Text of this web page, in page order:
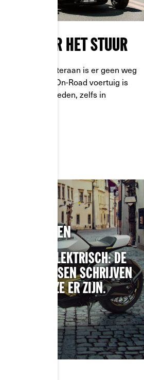
ACHTER HET STUUR
en één achteraan is er geen weg
Elk Can-Am On-Road voertuig is
stabiliteit te bieden, zelfs in
VOLLEDIG ELEKTRISCH: DE
MOTORFIETSEN SCHRIJVEN
VOORDAT ZE ER ZIJN.